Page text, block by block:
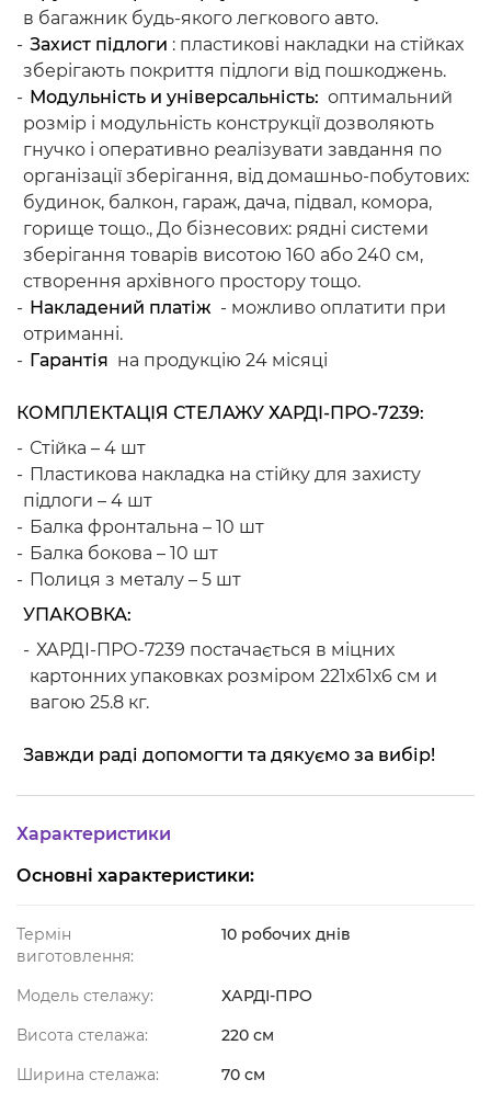
в багажник будь-якого легкового авто.
Захист підлоги : пластикові накладки на стійках
зберігають покриття підлоги від пошкоджень.
Модульність и універсальність: оптимальний
розмір і модульність конструкції дозволяють
гнучко і оперативно реалізувати завдання по
організації зберігання, від домашньо-побутових:
будинок, балкон, гараж, дача, підвал, комора,
горище тощо., До бізнесових: рядні системи
зберігання товарів висотою 160 або 240 см,
створення архівного простору тощо.
Накладений платіж - можливо оплатити при
отриманні.
Гарантія на продукцію 24 місяці
КОМПЛЕКТАЦІЯ СТЕЛАЖУ ХАРДІ-ПРО-7239:
Стійка – 4 шт
Пластикова накладка на стійку для захисту
підлоги – 4 шт
Балка фронтальна – 10 шт
Балка бокова – 10 шт
Полиця з металу – 5 шт
УПАКОВКА:
ХАРДІ-ПРО-7239 постачається в міцних
картонних упаковках розміром 221х61х6 см и
вагою 25.8 кг.
Завжди раді допомогти та дякуємо за вибір!
Характеристики
Основні характеристики:
Термін
виготовлення:
10 робочих днів
Модель стелажу:
ХАРДІ-ПРО
Висота стелажа:
220 см
Ширина стелажа:
70 см